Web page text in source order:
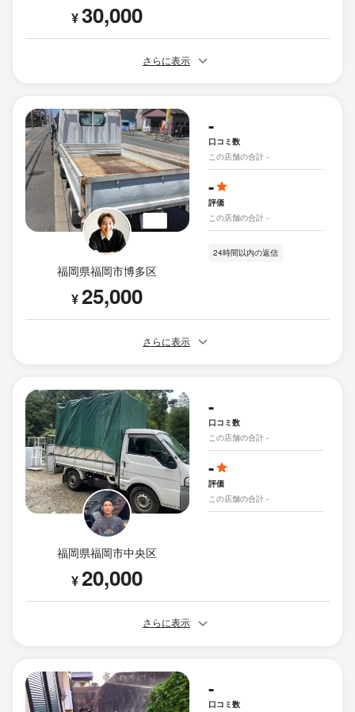
¥30,000
さらに表示
福岡県福岡市博多区
¥25,000
-
口コミ数
この店舗の合計 -
-
評価
この店舗の合計 -
24時間以内の返信
さらに表示
福岡県福岡市中央区
¥20,000
-
口コミ数
この店舗の合計 -
-
評価
この店舗の合計 -
さらに表示
-
口コミ数